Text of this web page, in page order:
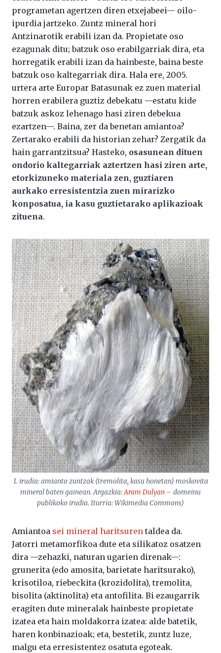
programetan agertzen diren etxejabeei— oilo-
ipurdia jartzeko. Zuntz mineral hori
Antzinarotik erabili izan da. Propietate oso
ezagunak ditu; batzuk oso erabilgarriak dira, eta
horregatik erabili izan da hainbeste, baina beste
batzuk oso kaltegarriak dira. Hala ere, 2005.
urtera arte Europar Batasunak ez zuen material
horren erabilera guztiz debekatu —estatu kide
batzuk askoz lehenago hasi ziren debekua
ezartzen—. Baina, zer da benetan amiantoa?
Zertarako erabili da historian zehar? Zergatik da
hain garrantzitsua? Hasteko, osasunean dituen
ondorio kaltegarriak aztertzen hasi ziren arte,
etorkizuneko materiala zen, guztiaren
aurkako erresistentzia zuen mirarizko
konposatua, ia kasu guztietarako aplikazioak
zituena.
1. irudia: amianto zuntzak (tremolita, kasu honetan) moskovita
mineral baten gainean. Argazkia:Aram Dulyan – domeinu
publikoko irudia. Iturria: Wikimedia Commons)
Amiantoa sei mineral haritsuren taldea da.
Jatorri metamorfikoa dute eta silikatoz osatzen
dira —zehazki, naturan ugarien direnak—:
grunerita (edo amosita, barietate haritsurako),
krisotiloa, riebeckita (krozidolita), tremolita,
bisolita (aktinolita) eta antofilita. Bi ezaugarrik
eragiten dute mineralak hainbeste propietate
izatea eta hain moldakorra izatea: alde batetik,
haren konbinazioak; eta, bestetik, zuntz luze,
malgu eta erresistentez osatuta egoteak.